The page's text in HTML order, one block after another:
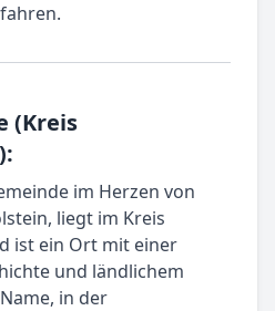
(Kreis
im Herzen von
liegt im Kreis
ist ein Ort mit einer
und ländlichem
in der